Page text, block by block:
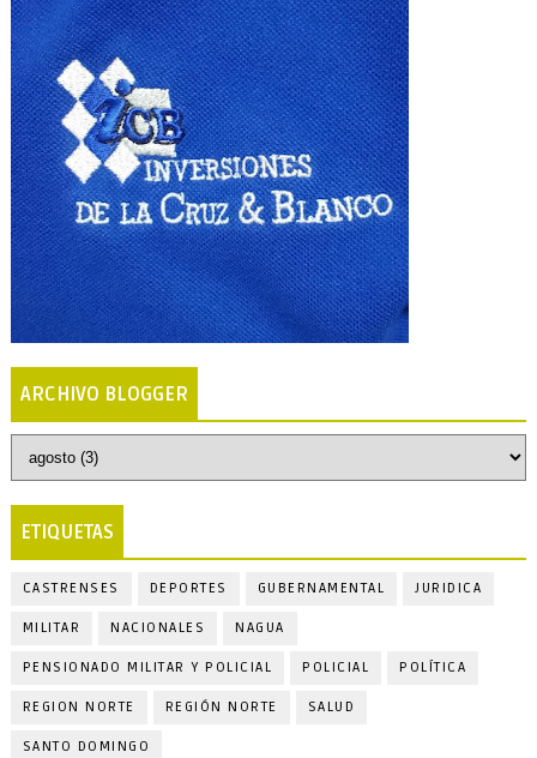
ARCHIVO BLOGGER
ETIQUETAS
CASTRENSES DEPORTES GUBERNAMENTAL JURIDICA
MILITAR NACIONALES NAGUA
PENSIONADO MILITAR Y POLICIAL POLICIAL POLÍTICA
REGION NORTE REGIÓN NORTE SALUD
SANTO DOMINGO